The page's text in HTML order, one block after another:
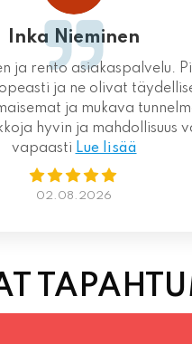
Inka Nieminen
ja rento asiakaspalvelu.
ja ne olivat
ja mukava
hyvin ja mahdollisuus
vapaasti Lue lisää
02.08.2026